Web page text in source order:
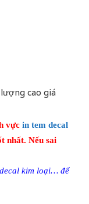
cao giá
vực in tem decal
nhất. Nếu sai
kim loại… để